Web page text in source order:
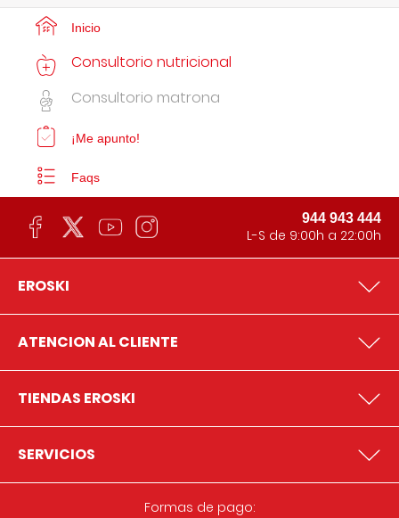
Inicio
Consultorio nutricional
Consultorio matrona
¡Me apunto!
Faqs
944 943 444
L-S de 9:00h a 22:00h
EROSKI
ATENCION AL CLIENTE
TIENDAS EROSKI
SERVICIOS
Formas de pago: